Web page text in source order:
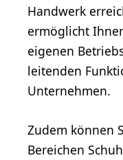
Handwerk
ermöglicht
eigenen
leitenden
Unternehmen.
Zudem können
Bereichen